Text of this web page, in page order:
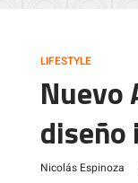
LIFESTYLE
Nuevo
diseño
Nicolás Espinoza